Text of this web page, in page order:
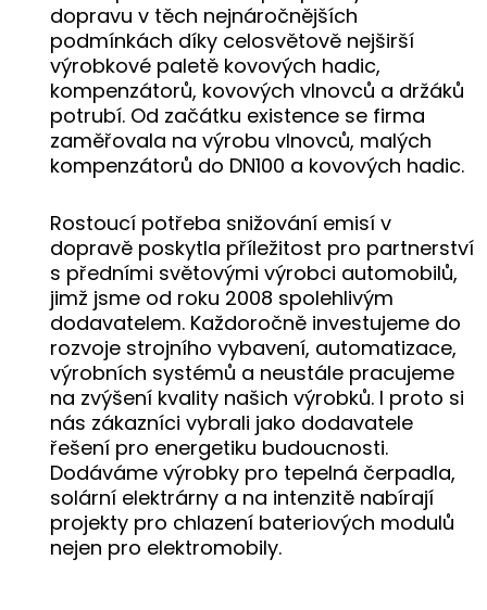
dopravu v těch nejnáročnějších
podmínkách díky celosvětově nejširší
výrobkové paletě kovových hadic,
kompenzátorů, kovových vlnovců a držáků
potrubí. Od začátku existence se firma
zaměřovala na výrobu vlnovců, malých
kompenzátorů do DN100 a kovových hadic.
Rostoucí potřeba snižování emisí v
dopravě poskytla příležitost pro partnerství
s předními světovými výrobci automobilů,
jimž jsme od roku 2008 spolehlivým
dodavatelem. Každoročně investujeme do
rozvoje strojního vybavení, automatizace,
výrobních systémů a neustále pracujeme
na zvýšení kvality našich výrobků. I proto si
nás zákazníci vybrali jako dodavatele
řešení pro energetiku budoucnosti.
Dodáváme výrobky pro tepelná čerpadla,
solární elektrárny a na intenzitě nabírají
projekty pro chlazení bateriových modulů
nejen pro elektromobily.